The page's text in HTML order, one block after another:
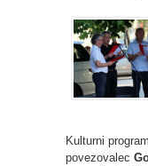
Kulturni
povezovalec